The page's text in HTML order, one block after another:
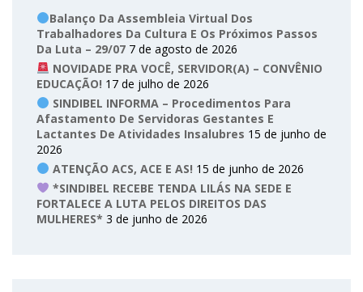
Balanço Da Assembleia Virtual Dos
Trabalhadores Da Cultura E Os Próximos Passos
Da Luta – 29/07 7 de agosto de 2026
NOVIDADE PRA VOCÊ, SERVIDOR(A) – CONVÊNIO
EDUCAÇÃO! 17 de julho de 2026
SINDIBEL INFORMA – Procedimentos Para
Afastamento De Servidoras Gestantes E
Lactantes De Atividades Insalubres 15 de junho de
2026
ATENÇÃO ACS, ACE E AS! 15 de junho de 2026
*SINDIBEL RECEBE TENDA LILÁS NA SEDE E
FORTALECE A LUTA PELOS DIREITOS DAS
MULHERES* 3 de junho de 2026